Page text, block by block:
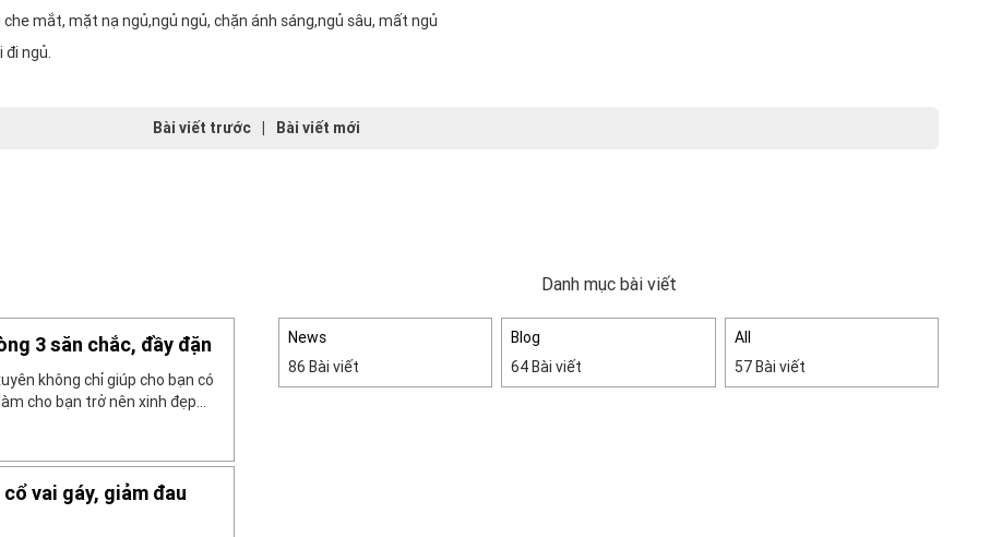
đi ngủ.
Bài viết trước | Bài viết mới
3 săn chắc, đầy đặn
không chỉ giúp cho bạn có
cho bạn trở nên xinh đẹp
vai gáy, giảm đau
Danh mục bài viết
News
86 Bài viết
Blog
64 Bài viết
All
57 Bài viết